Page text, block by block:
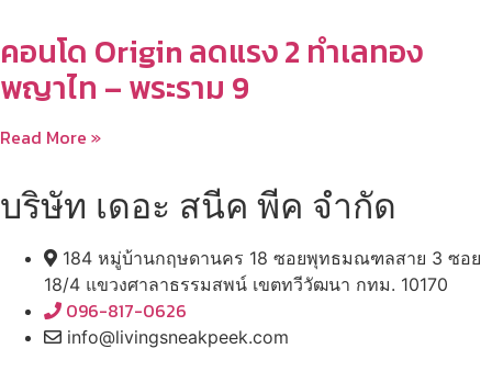
คอนโด Origin ลดแรง 2 ทำเลทอง
พญาไท – พระราม 9
Read More »
บริษัท เดอะ สนีค พีค จำกัด
184 หมู่บ้านกฤษดานคร 18 ซอยพุทธมณฑลสาย 3 ซอย
18/4 แขวงศาลาธรรมสพน์ เขตทวีวัฒนา กทม. 10170
096-817-0626
info@livingsneakpeek.com